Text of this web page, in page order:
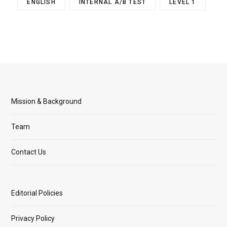
ENGLISH INTERNAL A/B TEST LEVEL 1
Mission & Background
Team
Contact Us
Editorial Policies
Privacy Policy